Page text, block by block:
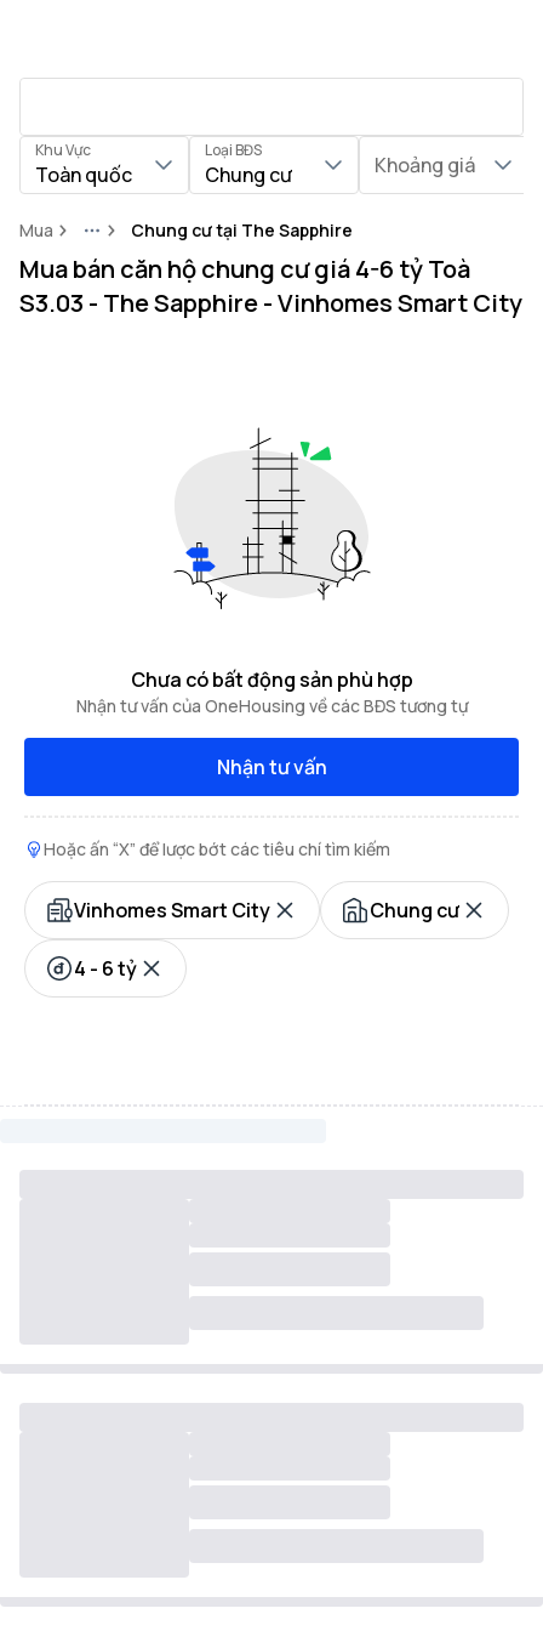
Khu Vực
Toàn quốc
Loại BĐS
Chung cư Khoảng giá
Mua MoreChung cư tại The Sapphire
Mua bán căn hộ chung cư giá 4-6 tỷ Toà
S3.03 - The Sapphire - Vinhomes Smart City
Chưa có bất động sản phù hợp
Nhận tư vấn của OneHousing về các BĐS tương tự
Nhận tư vấn
Hoặc ấn “X” để lược bớt các tiêu chí tìm kiếm
Vinhomes Smart City Chung cư
4 - 6 tỷ